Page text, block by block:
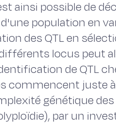
ainsi possible de
population en
des QTL en
locus peut
de QTL
commencent juste
génétique
par un